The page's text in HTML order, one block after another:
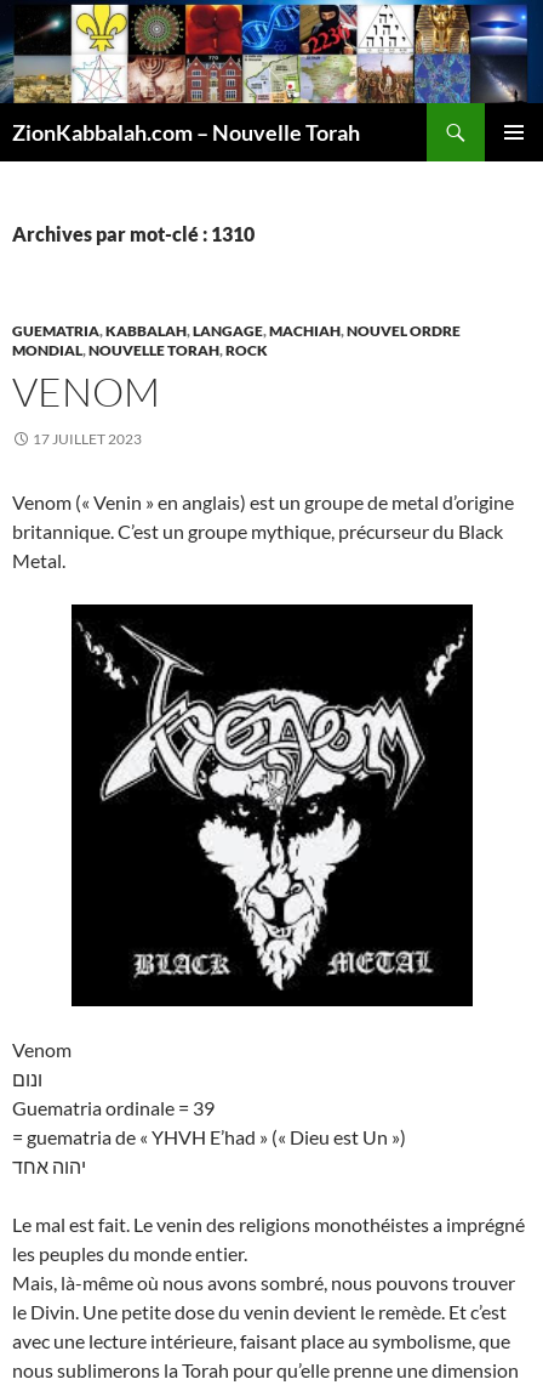
ZionKabbalah.com – Nouvelle Torah
Archives par mot-clé : 1310
GUEMATRIA,KABBALAH,LANGAGE,MACHIAH,NOUVEL ORDRE
MONDIAL,NOUVELLE TORAH,ROCK
VENOM
17 JUILLET 2023
Venom (« Venin » en anglais) est un groupe de metal d’origine
britannique. C’est un groupe mythique, précurseur du Black
Metal.
Venom
ונום
Guematria ordinale = 39
= guematria de « YHVH E’had » (« Dieu est Un »)
יהוה אחד
Le mal est fait. Le venin des religions monothéistes a imprégné
les peuples du monde entier.
Mais, là-même où nous avons sombré, nous pouvons trouver
le Divin. Une petite dose du venin devient le remède. Et c’est
avec une lecture intérieure, faisant place au symbolisme, que
nous sublimerons la Torah pour qu’elle prenne une dimension